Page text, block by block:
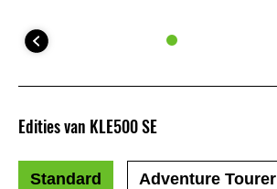
Edities van KLE500 SE
Standard Adventure Tourer